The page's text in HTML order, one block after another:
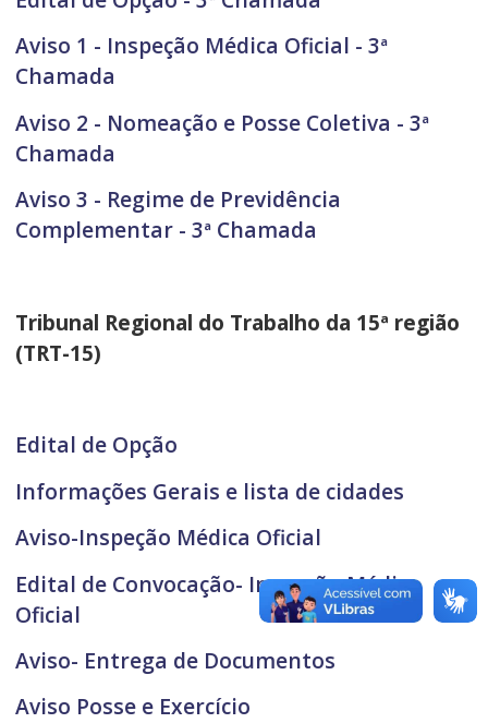
Aviso 1 - Inspeção Médica Oficial - 3ª
Chamada
Aviso 2 - Nomeação e Posse Coletiva - 3ª
Chamada
Aviso 3 - Regime de Previdência
Complementar - 3ª Chamada
Tribunal Regional do Trabalho da 15ª região
(TRT-15)
Edital de Opção
Informações Gerais e lista de cidades
Aviso-Inspeção Médica Oficial
Edital de Convocação- Inspeção Médica
Oficial
Aviso- Entrega de Documentos
Aviso Posse e Exercício